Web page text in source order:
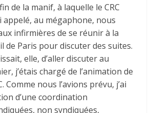
de la manif, à laquelle le CRC
appelé, au mégaphone, nous
infirmières de se réunir à la
de Paris pour discuter des suites.
elle, d’aller discuter au
j’étais chargé de l’animation de
Comme nous l’avions prévu, j’ai
d’une coordination
non syndiquées,